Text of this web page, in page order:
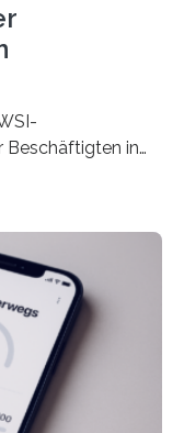
Beschäftigten in
mit 72 Prozent
geworden. Für
im Juni oder
Faktor, um
leisten zu
noch nicht
in der